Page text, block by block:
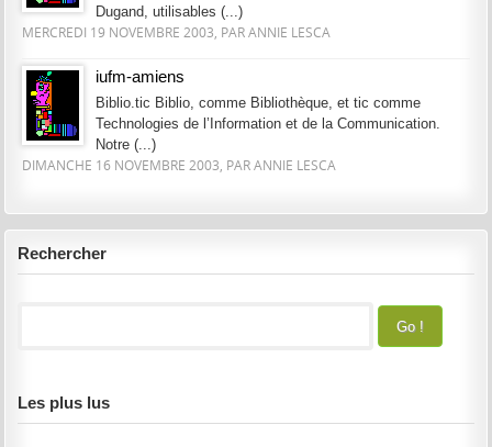
Dugand, utilisables (...)
MERCREDI 19 NOVEMBRE 2003, PAR ANNIE LESCA
iufm-amiens
Biblio.tic Biblio, comme Bibliothèque, et tic comme
Technologies de l’Information et de la Communication.
Notre (...)
DIMANCHE 16 NOVEMBRE 2003, PAR ANNIE LESCA
Rechercher
Les plus lus